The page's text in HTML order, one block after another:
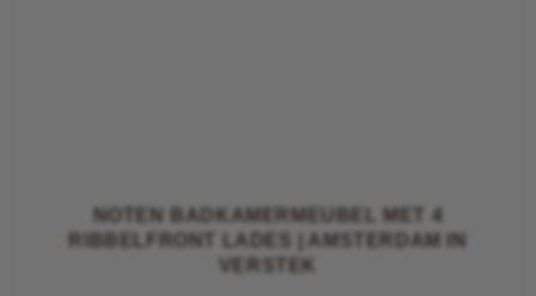
NOTEN BADKAMERMEUBEL MET 4
RIBBELFRONT LADES | AMSTERDAM IN
VERSTEK